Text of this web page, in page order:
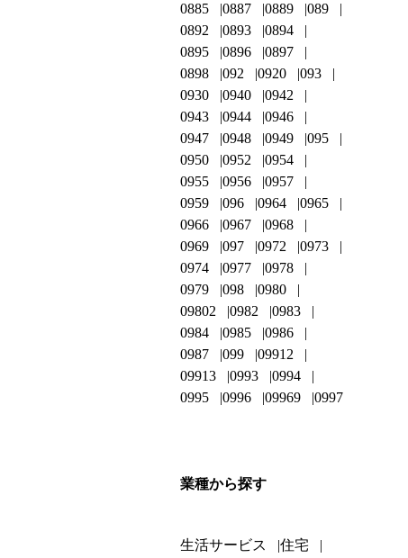
0885
0887 0889
089
0892
0893
0894
0895
0896
0897
0898
092 0920
093
0930
0940
0942
0943
0944
0946
0947
0948 0949
095
0950
0952
0954
0955
0956
0957
0959
096 0964
0965
0966
0967
0968
0969
097 0972
0973
0974
0977
0978
0979
098
0980
09802
0982
0983
0984
0985
0986
0987
099
09912
09913
0993
0994
0995
0996 09969 0997
業種から探す
生活サービス 住宅